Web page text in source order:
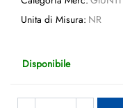
Unita di Misura: NR
Disponibile